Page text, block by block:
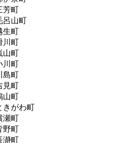
芳町
呂山町
生町
川町
山町
川町
島町
見町
山町
きがわ町
瀬町
野町
瀞町